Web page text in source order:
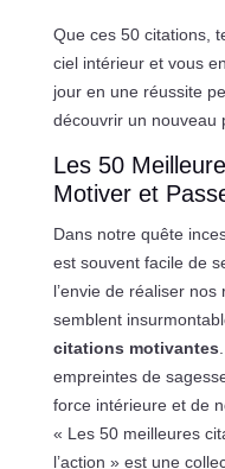
Que ces 50 citations,
ciel intérieur et vous
jour en une réussite
découvrir un nouveau
Les 50
Motiver et
Dans notre quête
est souvent facile de
l’envie de réaliser
semblent
citations motivantes
empreintes de
force intérieure et de
« Les 50 meilleures
l’action » est une